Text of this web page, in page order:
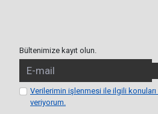
Bültenimize kayıt olun.
Verilerimin işlenmesi ile ilgili konuları
veriyorum.